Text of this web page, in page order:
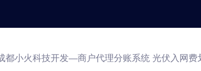
都小火科技开发—商户代理分账系统 光伏入网费